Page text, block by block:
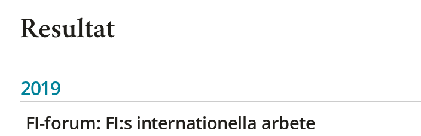
Resultat
2019
FI-forum: FI:s internationella arbete